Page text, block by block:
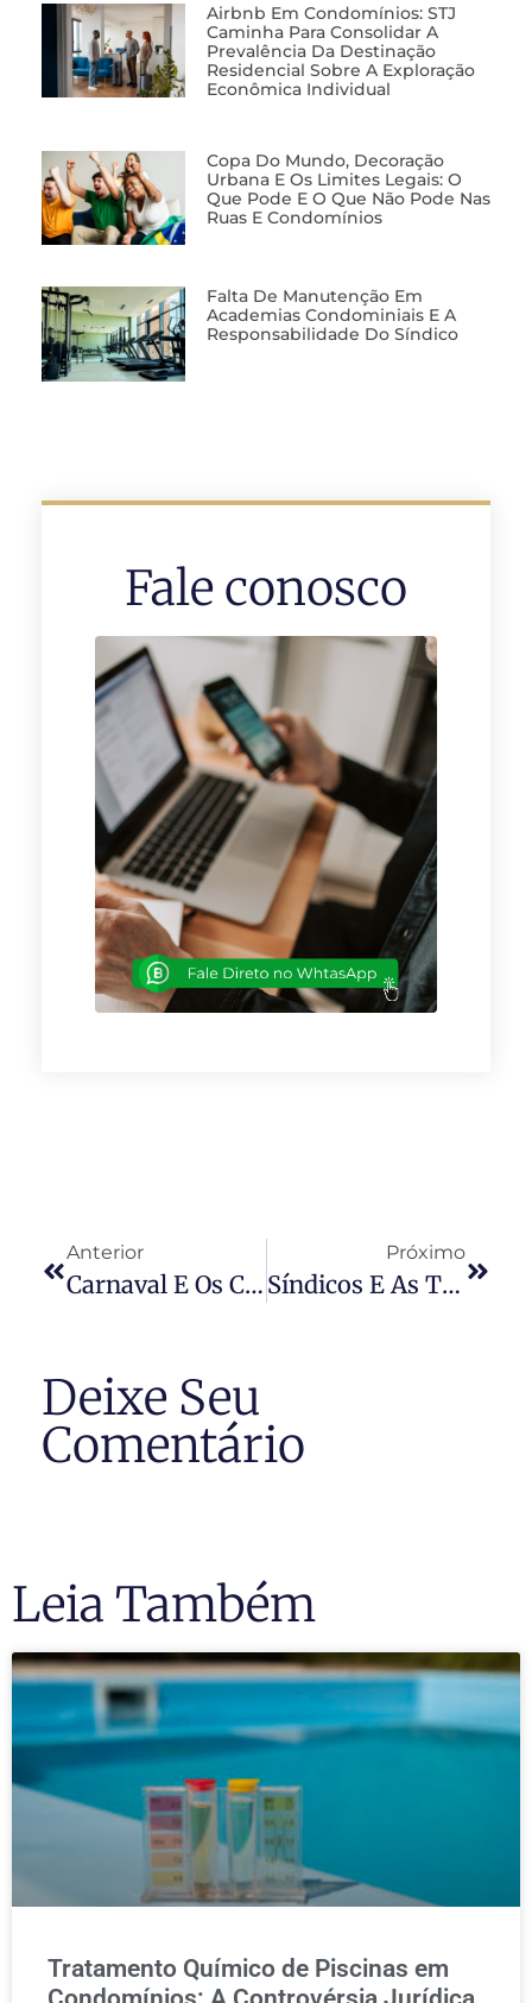
Airbnb Em Condomínios: STJ
Caminha Para Consolidar A
Prevalência Da Destinação
Residencial Sobre A Exploração
Econômica Individual
Copa Do Mundo, Decoração
Urbana E Os Limites Legais: O
Que Pode E O Que Não Pode Nas
Ruas E Condomínios
Falta De Manutenção Em
Academias Condominiais E A
Responsabilidade Do Síndico
Fale conosco
Anterior
Carnaval E Os Condomínios
Próximo
Síndicos E As Tragédias Naturais
Deixe Seu
Comentário
Leia Também
Tratamento Químico de Piscinas em